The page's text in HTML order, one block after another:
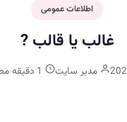
اطلاعات عمومی
غالب یا قالب ?
مدیر سایت